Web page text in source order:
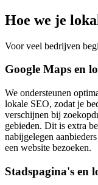
Hoe we je
Voor veel bedrijven
Google Maps en
We ondersteunen
lokale SEO, zodat je
verschijnen bij
gebieden. Dit is extra
nabijgelegen
een website bezoeken.
Stadspagina's en